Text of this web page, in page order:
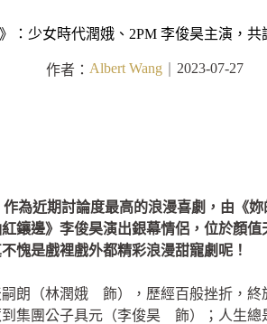
：少女時代潤娥、2PM 李俊昊主演，
作者： Albert Wang｜ 2023-07-27
為近期討論度最高的浪漫喜劇，由《
鑲邊》李俊昊演出銀幕情侶，位於顏
愧是戲裡戲外都精彩浪漫甜寵劇呢！
朗（林潤娥 飾），歷經百般挫折，
集團公子具元（李俊昊 飾）；人生